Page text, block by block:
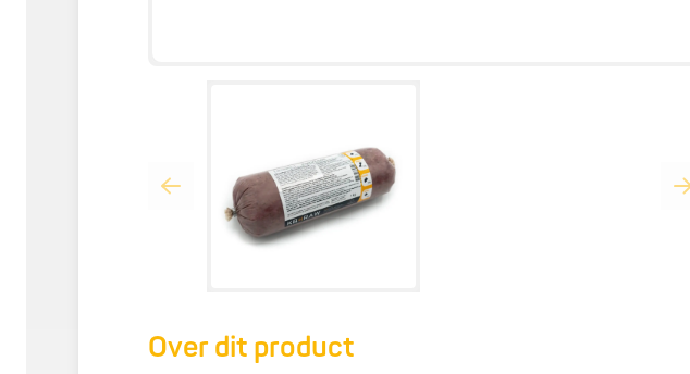
Over dit product